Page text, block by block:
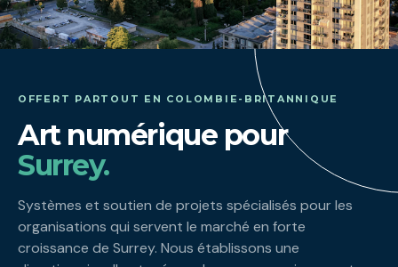
OFFERT PARTOUT EN COLOMBIE-BRITANNIQUE
Art numérique pour
Surrey.
Systèmes et soutien de projets spécialisés pour les
organisations qui servent le marché en forte
croissance de Surrey. Nous établissons une